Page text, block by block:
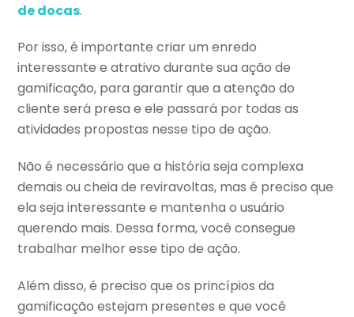
de docas.
Por isso, é importante criar um enredo
interessante e atrativo durante sua ação de
gamificação, para garantir que a atenção do
cliente será presa e ele passará por todas as
atividades propostas nesse tipo de ação.
Não é necessário que a história seja complexa
demais ou cheia de reviravoltas, mas é preciso que
ela seja interessante e mantenha o usuário
querendo mais. Dessa forma, você consegue
trabalhar melhor esse tipo de ação.
Além disso, é preciso que os princípios da
gamificação estejam presentes e que você